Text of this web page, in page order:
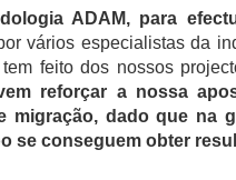
ADAM, para
vários especialistas da
feito dos nossos
reforçar a nossa
migração, dado que na
se conseguem obter